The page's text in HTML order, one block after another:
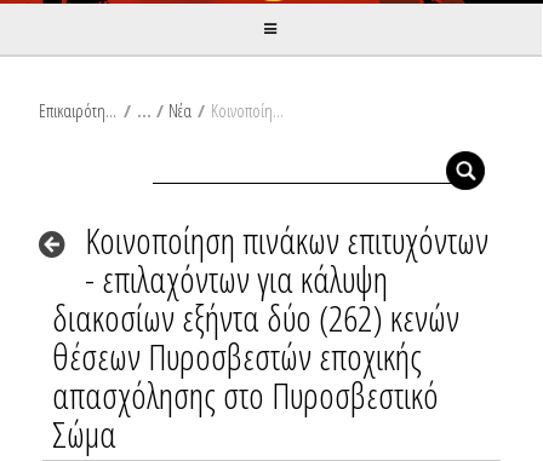
Επικαιρότητα / Νέα / Κοινοποίηση πινάκων επιτυχόντων - επιλαχόντων για κάλυψη διακοσίων εξήντα δύο (262) κενών θέσεων Πυροσβεστών εποχικής απασχόλησης στο Πυροσβεστικό Σώμα
Κοινοποίηση πινάκων επιτυχόντων
- επιλαχόντων για κάλυψη
διακοσίων εξήντα δύο (262) κενών
θέσεων Πυροσβεστών εποχικής
απασχόλησης στο Πυροσβεστικό
Σώμα